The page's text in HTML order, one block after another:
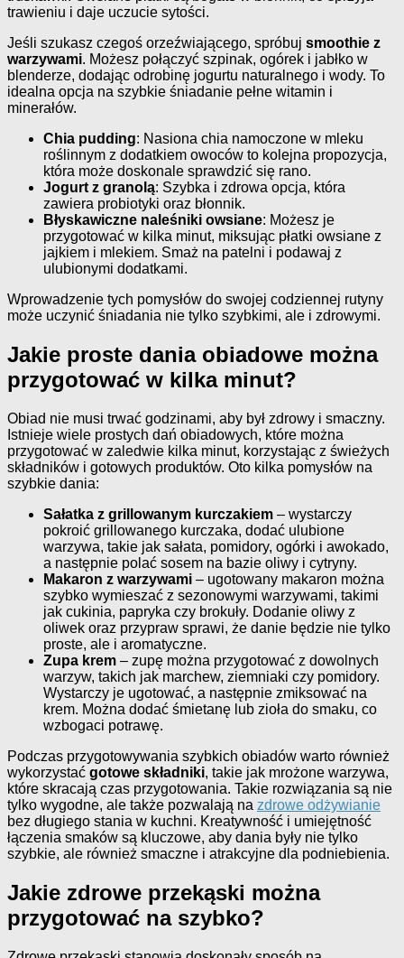
trawieniu i daje uczucie sytości.
Jeśli szukasz czegoś orzeźwiającego, spróbuj smoothie z
warzywami. Możesz połączyć szpinak, ogórek i jabłko w
blenderze, dodając odrobinę jogurtu naturalnego i wody. To
idealna opcja na szybkie śniadanie pełne witamin i
minerałów.
Chia pudding: Nasiona chia namoczone w mleku
roślinnym z dodatkiem owoców to kolejna propozycja,
która może doskonale sprawdzić się rano.
Jogurt z granolą: Szybka i zdrowa opcja, która
zawiera probiotyki oraz błonnik.
Błyskawiczne naleśniki owsiane: Możesz je
przygotować w kilka minut, miksując płatki owsiane z
jajkiem i mlekiem. Smaż na patelni i podawaj z
ulubionymi dodatkami.
Wprowadzenie tych pomysłów do swojej codziennej rutyny
może uczynić śniadania nie tylko szybkimi, ale i zdrowymi.
Jakie proste dania obiadowe można
przygotować w kilka minut?
Obiad nie musi trwać godzinami, aby był zdrowy i smaczny.
Istnieje wiele prostych dań obiadowych, które można
przygotować w zaledwie kilka minut, korzystając z świeżych
składników i gotowych produktów. Oto kilka pomysłów na
szybkie dania:
Sałatka z grillowanym kurczakiem – wystarczy
pokroić grillowanego kurczaka, dodać ulubione
warzywa, takie jak sałata, pomidory, ogórki i awokado,
a następnie polać sosem na bazie oliwy i cytryny.
Makaron z warzywami – ugotowany makaron można
szybko wymieszać z sezonowymi warzywami, takimi
jak cukinia, papryka czy brokuły. Dodanie oliwy z
oliwek oraz przypraw sprawi, że danie będzie nie tylko
proste, ale i aromatyczne.
Zupa krem – zupę można przygotować z dowolnych
warzyw, takich jak marchew, ziemniaki czy pomidory.
Wystarczy je ugotować, a następnie zmiksować na
krem. Można dodać śmietanę lub zioła do smaku, co
wzbogaci potrawę.
Podczas przygotowywania szybkich obiadów warto również
wykorzystać gotowe składniki, takie jak mrożone warzywa,
które skracają czas przygotowania. Takie rozwiązania są nie
tylko wygodne, ale także pozwalają na zdrowe odżywianie
bez długiego stania w kuchni. Kreatywność i umiejętność
łączenia smaków są kluczowe, aby dania były nie tylko
szybkie, ale również smaczne i atrakcyjne dla podniebienia.
Jakie zdrowe przekąski można
przygotować na szybko?